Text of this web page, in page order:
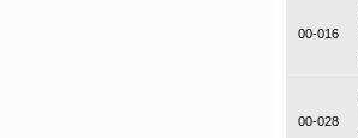
00-016
00-028